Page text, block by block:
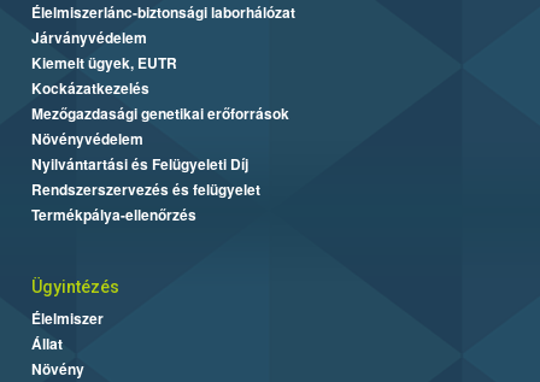
Élelmiszerlánc-biztonsági laborhálózat
Járványvédelem
Kiemelt ügyek, EUTR
Kockázatkezelés
Mezőgazdasági genetikai erőforrások
Növényvédelem
Nyilvántartási és Felügyeleti Díj
Rendszerszervezés és felügyelet
Termékpálya-ellenőrzés
Ügyintézés
Élelmiszer
Állat
Növény